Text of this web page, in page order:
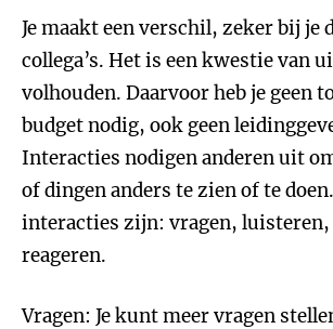
Je maakt een verschil, zeker bij je
collega’s. Het is een kwestie van
volhouden. Daarvoor heb je geen
budget nodig, ook geen
Interacties nodigen anderen uit
of dingen anders te zien of te
interacties zijn: vragen, luisteren,
reageren.
Vragen: Je kunt meer vragen